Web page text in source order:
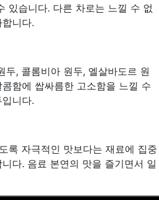
있습니다. 다른 차로는 느낄 수 없
니다.
두, 콜롬비아 원두, 엘살바도르 원
함에 쌉싸름한 고소함을 느낄 수
니다.
록 자극적인 맛보다는 재료에 집중
다. 음료 본연의 맛을 즐기면서 일